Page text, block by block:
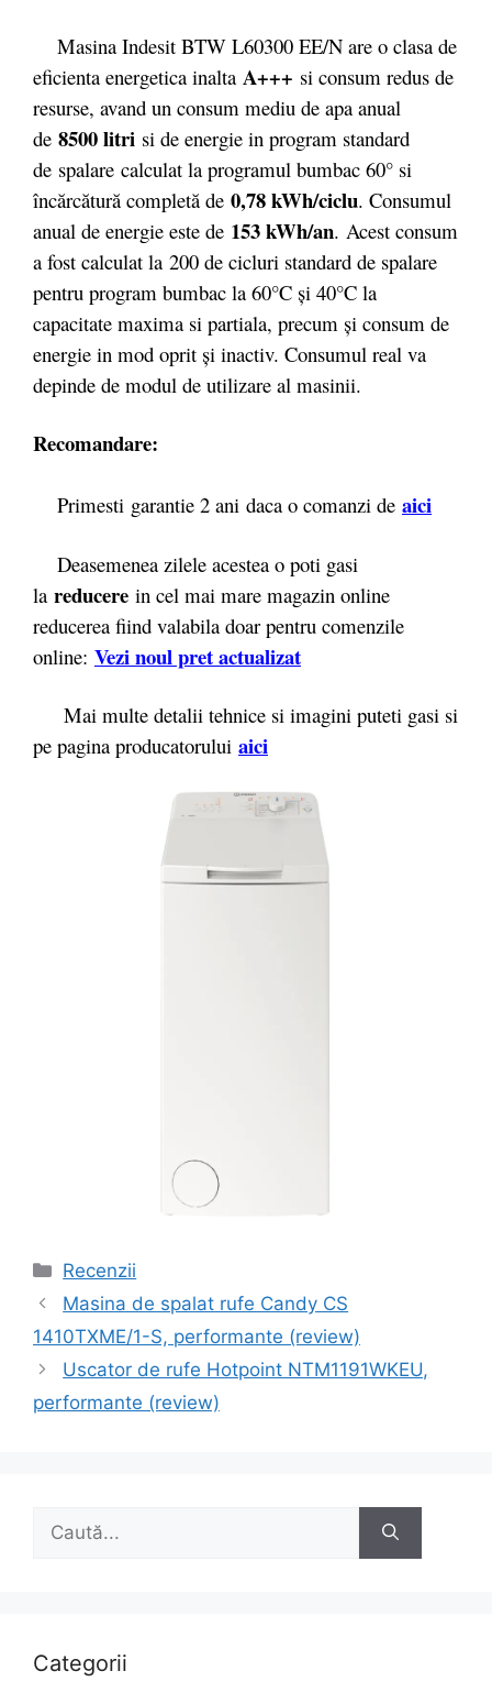
Masina Indesit BTW L60300 EE/N are o clasa de
eficienta energetica inalta A+++ si consum redus de
resurse, avand un consum mediu de apa anual
de 8500 litri si de energie in program standard
de spalare calculat la programul bumbac 60° si
încărcătură completă de 0,78 kWh/ciclu. Consumul
anual de energie este de 153 kWh/an. Acest consum
a fost calculat la 200 de cicluri standard de spalare
pentru program bumbac la 60°C şi 40°C la
capacitate maxima si partiala, precum şi consum de
energie in mod oprit şi inactiv. Consumul real va
depinde de modul de utilizare al masinii.
Recomandare:
Primesti garantie 2 ani daca o comanzi de aici
Deasemenea zilele acestea o poti gasi
la reducere in cel mai mare magazin online
reducerea fiind valabila doar pentru comenzile
online: Vezi noul pret actualizat
Mai multe detalii tehnice si imagini puteti gasi si
pe pagina producatorului aici
Categorii
Recenzii
Navigare
în
Masina de spalat rufe Candy CS
1410TXME/1-S, performante (review)
Uscator de rufe Hotpoint NTM1191WKEU,
performante (review)
după:
Categorii